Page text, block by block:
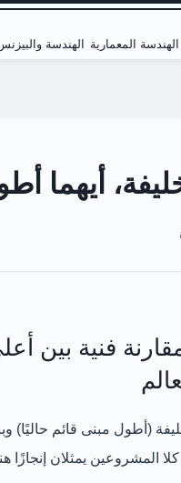
الهندسة المعمارية الهندسة
أيهما
فنية بين
(أطول مبنى قائم حاليًا) و
المشروعين يمثلان إنجازًا